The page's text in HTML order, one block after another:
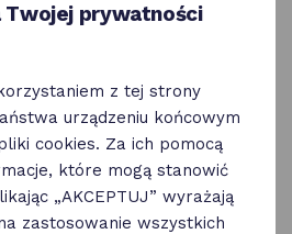
| urodziny dla
Twojej prywatności
z tej strony
urządzeniu końcowym
cookies. Za ich pomocą
które mogą stanowić
„AKCEPTUJ” wyrażają
zastosowanie wszystkich